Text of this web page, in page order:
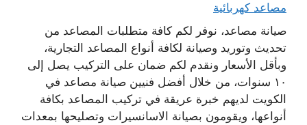
مصاعد كهربائية
صيانة مصاعد، نوفر لكم كافة متطلبات المصاعد من
تحديث وتوريد وصيانة لكافة أنواع المصاعد التجارية،
وبأقل الأسعار ونقدم لكم ضمان على التركيب يصل إلى
١٠ سنوات، من خلال أفضل فنيين صيانة مصاعد في
الكويت لديهم خبرة عريقة في تركيب المصاعد بكافة
أنواعها، ويقومون بصيانة الاسانسيرات وتصليحها بمعدات